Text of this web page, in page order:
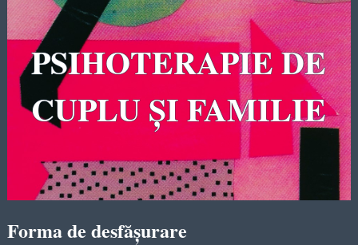
PSIHOTERAPIE DE
CUPLU ȘI FAMILIE
Forma de desfăşurare